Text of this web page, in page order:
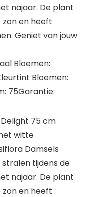
najaar. De plant
en heeft
Geniet van jouw
Bloemen:
Bloemen:
75Garantie:
75 cm
witte
Damsels
stralen tijdens de
najaar. De plant
en heeft